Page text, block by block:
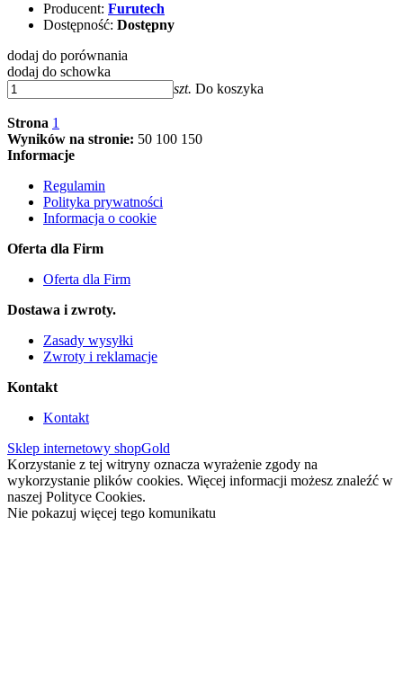
Producent: Furutech
Dostępność: Dostępny
dodaj do porównania
dodaj do schowka
szt. Do koszyka
Strona 1
Wyników na stronie: 50 100 150
Informacje
Regulamin
Polityka prywatności
Informacja o cookie
Oferta dla Firm
Oferta dla Firm
Dostawa i zwroty.
Zasady wysyłki
Zwroty i reklamacje
Kontakt
Kontakt
Sklep internetowy shopGold
Korzystanie z tej witryny oznacza wyrażenie zgody na
wykorzystanie plików cookies. Więcej informacji możesz znaleźć w
naszej Polityce Cookies.
Nie pokazuj więcej tego komunikatu